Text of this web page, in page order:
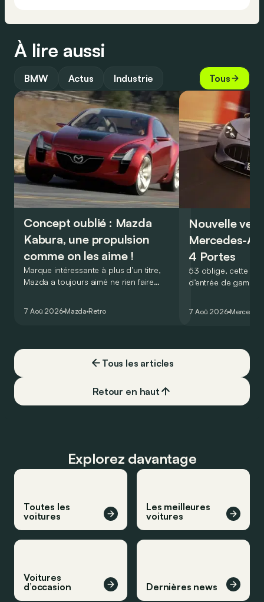
À lire aussi
BMW Actus Industrie Tous
Concept oublié : Mazda
Kabura, une propulsion
comme on les aime !
Marque intéressante à plus d’un titre,
Mazda a toujours aimé ne rien faire
de la plus belle des manières…
7 Aoû 2026 Mazda Retro
Nouvelle
Mercedes-
4 Portes
53 oblige, cette
d’entrée de
moins…
7 Aoû 2026 Mercedes
Tous les articles
Retour en haut
Explorez davantage
Toutes les
voitures
Les meilleures
voitures
Voitures
d’occasion
Dernières news